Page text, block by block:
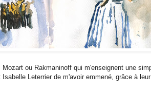
ou Rakmaninoff qui m'enseignent une
Leterrier de m'avoir emmené, grâce à